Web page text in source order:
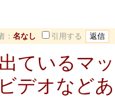
： 名なし 引用する
ているマ
デオなど